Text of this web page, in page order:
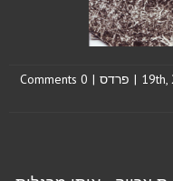
| פרדס |
0 Comments